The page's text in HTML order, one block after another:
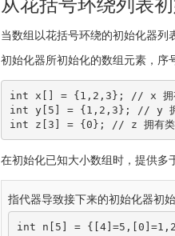
从花括号环绕列表
当数组以花括号环绕的初始化器
初始化器所初始化的数组元素，序
int x [ ] = {1 , 2 , 3} ;
// x 拥
int y[ 5 ] = {1 , 2 , 3} ;
// y
int z [ 3 ] = {0} ; // z 拥有
在初始化已知大小数组时，提供多
指代器导致接下来的初始化器初
int n [ 5 ] = { [4] =5 , [0 ] =1 , 2